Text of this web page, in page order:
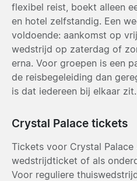
flexibel reist, boekt alleen
en hotel zelfstandig. Een
voldoende: aankomst op
wedstrijd op zaterdag of
erna. Voor groepen is een
de reisbegeleiding dan
is dat iedereen bij elkaar zit.
Crystal Palace tickets
Tickets voor Crystal
wedstrijdticket of als
Voor reguliere